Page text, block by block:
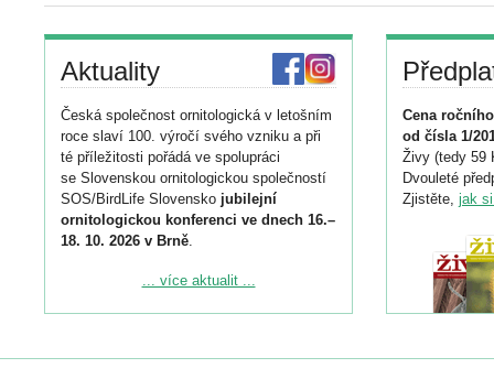
Aktuality
Česká společnost ornitologická v letošním
roce slaví 100. výročí svého vzniku a při
té příležitosti pořádá ve spolupráci
se Slovenskou ornitologickou společností
SOS/BirdLife Slovensko jubilejní
ornitologickou konferenci ve dnech 16.–
18. 10. 2026 v Brně.
Podrobnější informace ke konferenci
Registrovat se můžete do 6. září.
... více aktualit ...
Cena
od čísla 1/
Živy (tedy 59
Dvouleté
Zjistěte, jak